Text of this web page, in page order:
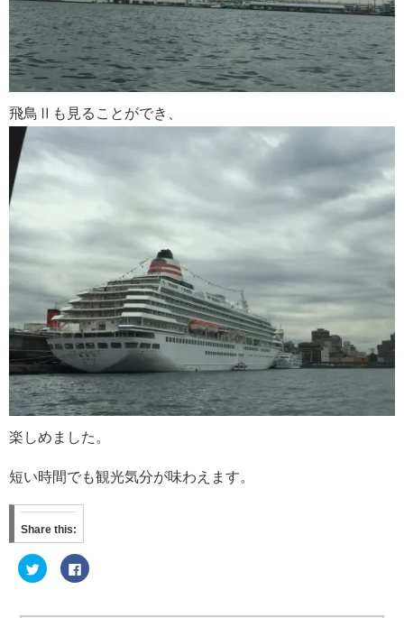
飛鳥Ⅱも見ることができ、
楽しめました。
短い時間でも観光気分が味わえます。
Share this:
ク
リ
F
a